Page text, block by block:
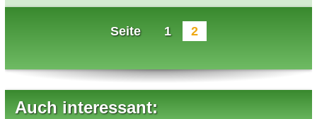
Seite 1 2
Auch interessant: